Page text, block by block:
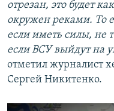
отрезан, это будет
окружен реками. То
если иметь силы, не
если ВСУ выйдут на
отметил журналист
Сергей Никитенко.